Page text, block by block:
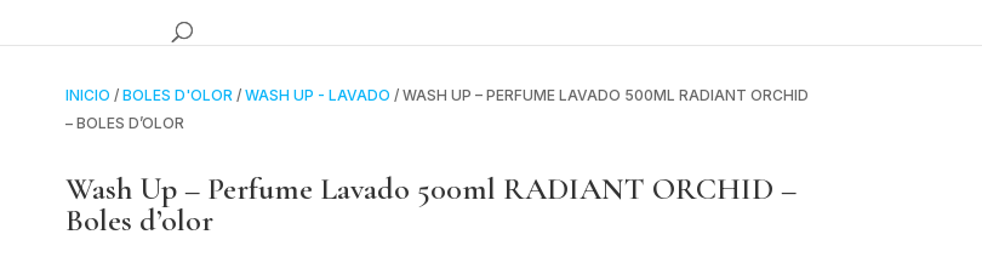
INICIO /BOLES D'OLOR /WASH UP - LAVADO / WASH UP – PERFUME LAVADO 500ML RADIANT ORCHID
– BOLES D’OLOR
Wash Up – Perfume Lavado 500ml RADIANT ORCHID –
Boles d’olor